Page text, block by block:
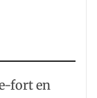
fort en